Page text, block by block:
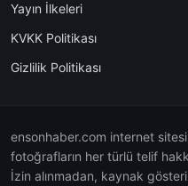
Yayın İlkeleri
KVKK Politikası
Gizlilik Politikası
ensonhaber.com internet
fotoğrafların her türlü telif
İzin alınmadan, kaynak